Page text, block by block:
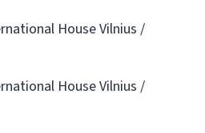
House Vilnius /
House Vilnius /